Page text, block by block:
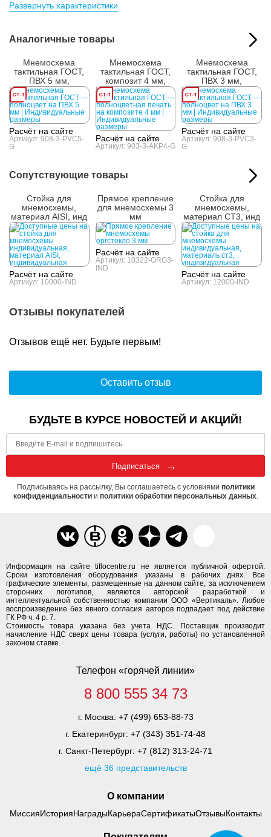
Развернуть характеристики
Аналогичные товары
Мнемосхема
тактильная ГОСТ,
ПВХ 5 мм,
полноцвет, инд
Расчёт на сайте
Артикул: 908-3-PVC5-
G
Мнемосхема
тактильная ГОСТ,
композит 4 мм,
полноцвет, инд
Расчёт на сайте
Артикул: 903-3-AKP4-G
Мнемосхема
тактильная ГОСТ,
ПВХ 3 мм,
полноцвет, инд
Расчёт на сайте
Артикул: 908-3-PVC3-
G
Сопутствующие товары
Стойка для
мнемосхемы,
материал AISI, инд
Расчёт на сайте
Артикул: 10000-IND
Прямое крепление
для мнемосхемы 3
мм
Расчёт на сайте
Артикул: 10322-ORG3-
IND
Стойка для
мнемосхемы,
материал СТ3, инд
Расчёт на сайте
Артикул: 12000-IND
Отзывы покупателей
Отзывов ещё нет. Будьте первым!
Оставить отзыв
О компании
МиссияИсторияНаградыКарьераСертификатыОтзывыКонтакты
Информация на сайте tiflocentre.ru не является публичной офертой.
Сроки изготовления оборудования указаны в рабочих днях. Все
графические элементы, размещенные на данном сайте, за исключением
сторонних логотипов, являются авторской разработкой и
интеллектуальной собственностью компании ООО «Вертикаль». Любое
воспроизведение без явного согласия авторов подпадает под действие
ГК РФ ч. 4 р. 7.
Стоимость товара указана без учета НДС. Поставщик производит
начисление НДС сверх цены товара (услуги, работы) по установленной
законом ставке.
Телефон «горячей линии»
8 800 555 34 73
г. Москва: +7 (499) 653-88-73
г. Екатеринбург: +7 (343) 351-74-48
г. Санкт-Петербург: +7 (812) 313-24-71
ещё 36 представительств
БУДЬТЕ В КУРСЕ НОВОСТЕЙ И АКЦИЙ!
Подписаться
Подписываясь на рассылку, Вы соглашаетесь с условиями политики
конфиденциальностии политики обработки персональных данных.